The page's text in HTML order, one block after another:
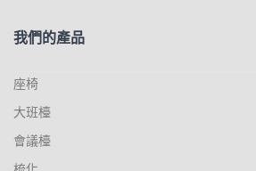
我們的產品
座椅
大班檯
會議檯